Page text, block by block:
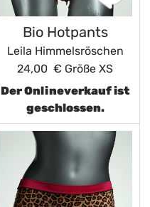
Bio Hotpants
Leila Himmelsröschen
24,00 € Größe XS
Der Onlineverkauf ist
geschlossen.